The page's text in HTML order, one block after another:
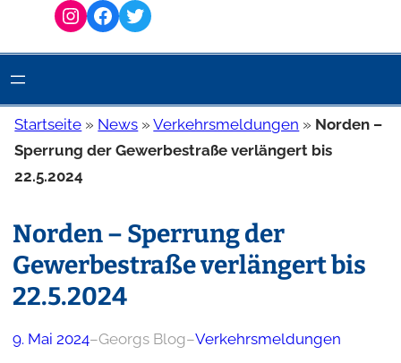
Instagram Facebook Twitter
Startseite » News »Verkehrsmeldungen » Norden –
Sperrung der Gewerbestraße verlängert bis
22.5.2024
Norden – Sperrung der
Gewerbestraße verlängert bis
22.5.2024
9. Mai 2024–Georgs Blog–Verkehrsmeldungen